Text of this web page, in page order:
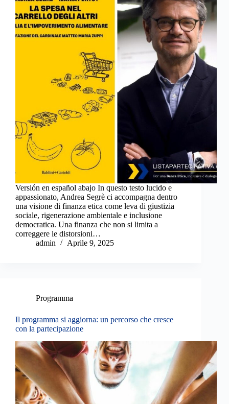
Versión en español abajo In questo testo lucido e
appassionato, Andrea Segrè ci accompagna dentro
una visione di finanza etica come leva di giustizia
sociale, rigenerazione ambientale e inclusione
democratica. Una finanza che non si limita a
correggere le distorsioni…
admin
Aprile 9, 2025
Programma
Il programma si aggiorna: un percorso che cresce
con la partecipazione